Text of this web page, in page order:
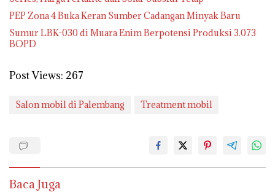
PEP Zona 4 Buka Keran Sumber Cadangan Minyak Baru
Sumur LBK-030 di Muara Enim Berpotensi Produksi 3.073
BOPD
Post Views: 267
Salon mobil di Palembang Treatment mobil
Baca Juga